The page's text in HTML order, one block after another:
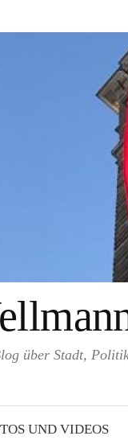
über Stadt,
UND VIDEOS